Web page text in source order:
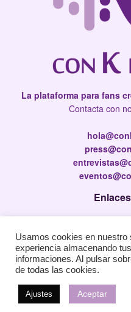
La plataforma para fans
Contacta con
Política
Política
© 2026JNews - Premium
Usamos cookies en nuestro
experiencia almacenando
informaciones. Al pulsar
de todas las cookies.
Ajustes Aceptar